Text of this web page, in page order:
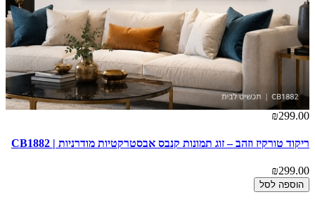
₪299.00
ריקוד טורקיז וזהב – זוג תמונות קנבס אבסטרקטיות מודרניות | CB1882
₪299.00
הוספה לסל